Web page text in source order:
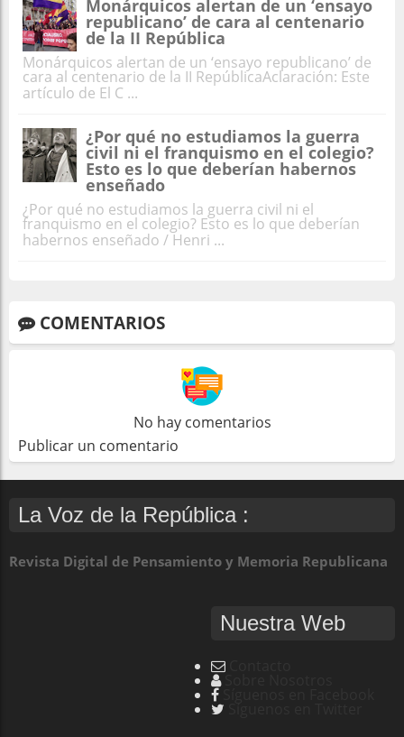
Monárquicos alertan de un ‘ensayo
republicano’ de cara al centenario
de la II República
Monárquicos alertan de un ‘ensayo republicano’ de
cara al centenario de la II RepúblicaAclaración: Este
artículo de El C ...
¿Por qué no estudiamos la guerra
civil ni el franquismo en el colegio?
Esto es lo que deberían habernos
enseñado
¿Por qué no estudiamos la guerra civil ni el
franquismo en el colegio? Esto es lo que deberían
habernos enseñado / Henri ...
COMENTARIOS
No hay comentarios
Publicar un comentario
La Voz de la República :
Revista Digital de Pensamiento y Memoria Republicana
Nuestra Web